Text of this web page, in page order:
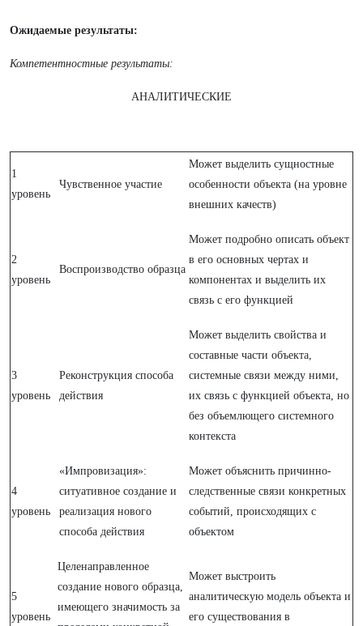
Ожидаемые результаты:
Компетентностные результаты:
АНАЛИТИЧЕСКИЕ
1
уровень
Чувственное участие
Может выделить сущностные
особенности объекта (на уровне
внешних качеств)
2
уровень
Воспроизводство образца
Может подробно описать объект
в его основных чертах и
компонентах и выделить их
связь с его функцией
3
уровень
Реконструкция способа
действия
Может выделить свойства и
составные части объекта,
системные связи между ними,
их связь с функцией объекта, но
без объемлющего системного
контекста
4
уровень
«Импровизация»:
ситуативное создание и
реализация нового
способа действия
Может объяснить причинно-
следственные связи конкретных
событий, происходящих с
объектом
5
уровень
Целенаправленное
создание нового образца,
имеющего значимость за
Может выстроить
аналитическую модель объекта и
его существования в